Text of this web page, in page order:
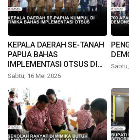
KEPALA DAERAH SE-TANAH
PAPUA BAHAS
IMPLEMENTASI OTSUS DI
TIMIKA
Sabtu, 16 Mei 2026